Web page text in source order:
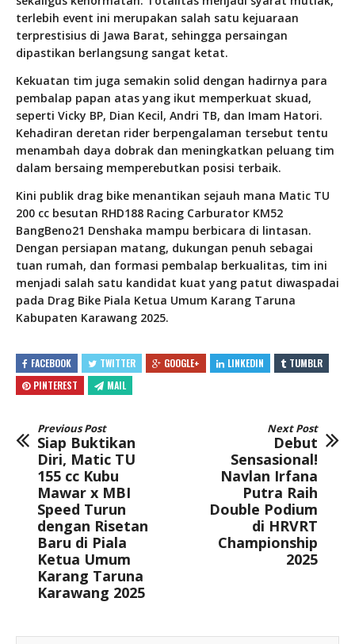
terlebih event ini merupakan salah satu kejuaraan
terprestisius di Jawa Barat, sehingga persaingan
dipastikan berlangsung sangat ketat.
Kekuatan tim juga semakin solid dengan hadirnya para
pembalap papan atas yang ikut memperkuat skuad,
seperti Vicky BP, Dian Kecil, Andri TB, dan Imam Hatori.
Kehadiran deretan rider berpengalaman tersebut tentu
menambah daya dobrak dan meningkatkan peluang tim
dalam bersaing memperebutkan posisi terbaik.
Kini publik drag bike menantikan sejauh mana Matic TU
200 cc besutan RHD188 Racing Carburator KM52
BangBeno21 Denshaka mampu berbicara di lintasan.
Dengan persiapan matang, dukungan penuh sebagai
tuan rumah, dan formasi pembalap berkualitas, tim ini
menjadi salah satu kandidat kuat yang patut diwaspadai
pada Drag Bike Piala Ketua Umum Karang Taruna
Kabupaten Karawang 2025.
FACEBOOK TWITTER GOOGLE+ LINKEDIN
TUMBLR
PINTEREST
MAIL
Previous Post
Siap Buktikan
Diri, Matic TU
155 cc Kubu
Mawar x MBI
Speed Turun
dengan Risetan
Baru di Piala
Ketua Umum
Karang Taruna
Karawang 2025
Next Post
Debut
Sensasional!
Navlan Irfana
Putra Raih
Double Podium
di HRVRT
Championship
2025